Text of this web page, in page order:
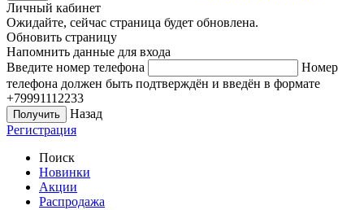
Личный кабинет
Ожидайте, сейчас страница будет обновлена.
Обновить страницу
Напомнить данные для входа
Введите номер телефона
Номер
телефона должен быть подтверждён и введён в формате
+79991112233
Назад
Регистрация
Поиск
Новинки
Акции
Распродажа